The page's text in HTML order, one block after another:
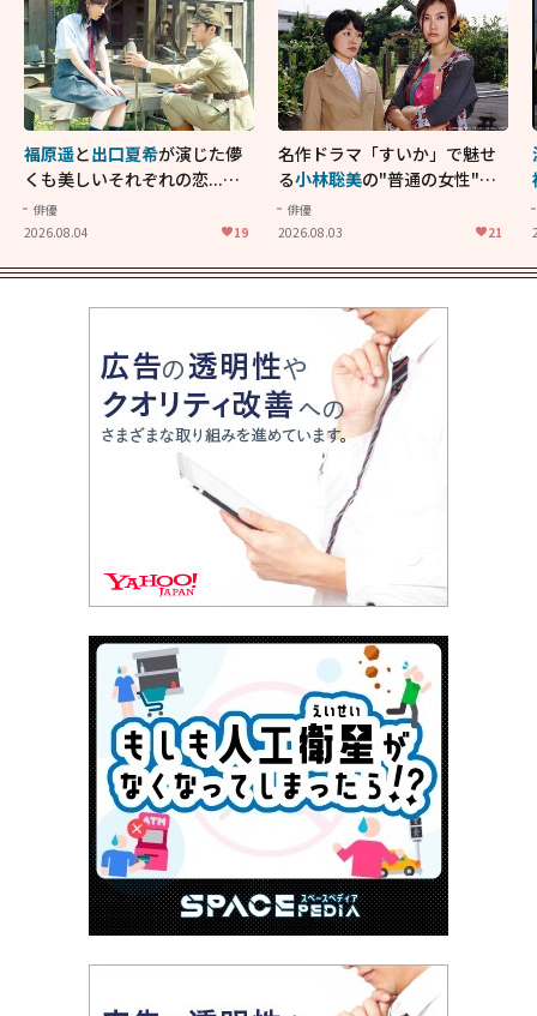
福原遥と出口夏希が演じた儚
くも美しいそれぞれの恋...生
きることの尊さを教えてくれ
た映画「あの花が咲く丘で、
俳優
2026.08.04
19
名作ドラマ「すいか」で魅せ
る小林聡美の"普通の女性"が
大人に刺さる...映画「かもめ
食堂」にも通じる静かな芝居
俳優
2026.08.03
21